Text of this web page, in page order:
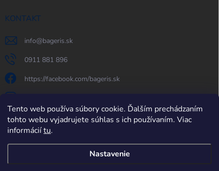
Tento web používa súbory cookie. Ďalším prechádzaním
tohto webu vyjadrujete súhlas s ich používaním. Viac
informáciítu.
Nastavenie
KONTAKT
info@bageris.sk
0911 881 896
https://facebook.com/bageris.sk
https://www.youtube.com/@bageris